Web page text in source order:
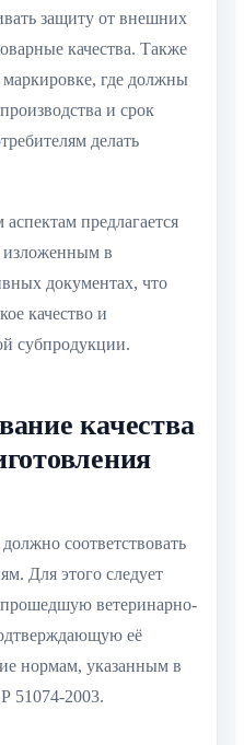
защиту от внешних
качества. Также
маркировке, где должны
и срок
делать
предлагается
изложенным в
документах, что
качество и
субпродукции.
качества
соответствовать
Для этого следует
ветеринарно-
её
нормам, указанным в
51074-2003.